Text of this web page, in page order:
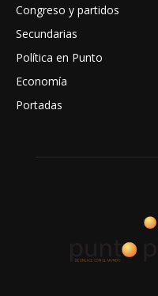
Congreso y partidos
Secundarias
Política en Punto
Economía
Portadas